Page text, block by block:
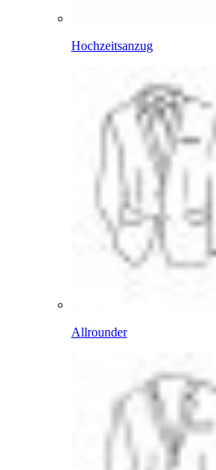
Hochzeitsanzug
Allrounder